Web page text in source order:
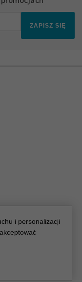
ZAPISZ SIĘ
i personalizacji